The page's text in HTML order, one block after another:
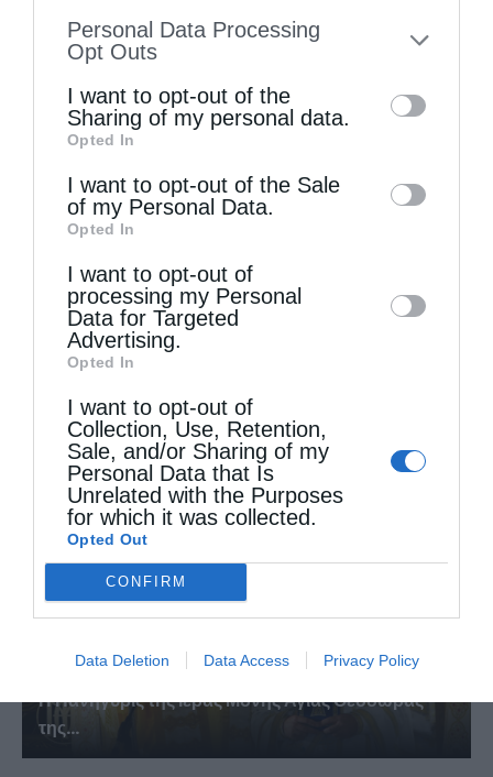
to your opt-out. You may separately opt-out
information by third parties on the IAB’s list
of downstream participants. This
information may also be disclosed by us to
third parties on theIAB’s List of
Downstream Participants
disclose it to other third parties.
Personal Data Processing
Opt Outs
I want to opt-out of the
Sharing of my personal data.
Opted In
I want to opt-out of the Sale
of my Personal Data.
Opted In
I want to opt-out of
processing my Personal
Data for Targeted
Advertising.
Opted In
I want to opt-out of
Collection, Use, Retention,
Sale, and/or Sharing of my
Personal Data that Is
Unrelated with the Purposes
for which it was collected.
Opted Out
CONFIRM
Data Deletion Data Access Privacy Policy
Πειραιώς Σεραφείμ: Να χαίρεστε τη ζωή εδώ,
αλλά...
Αρχιερατική Θεία Λειτουργία στη Μονή
Μεταμορφώσεως Σωτήρος Χορτιάτη
Η Πανήγυρις της Ιεράς Μονής Αγίας Θεοδώρας
της...